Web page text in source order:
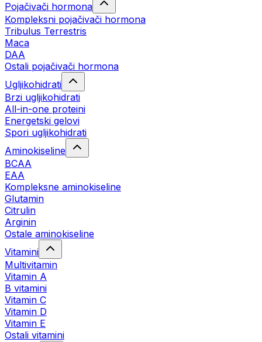
Pojačivači hormona
Kompleksni pojačivači hormona
Tribulus Terrestris
Maca
DAA
Ostali pojačivači hormona
Ugljikohidrati
Brzi ugljikohidrati
All-in-one proteini
Energetski gelovi
Spori ugljikohidrati
Aminokiseline
BCAA
EAA
Kompleksne aminokiseline
Glutamin
Citrulin
Arginin
Ostale aminokiseline
Vitamini
Multivitamin
Vitamin A
B vitamini
Vitamin C
Vitamin D
Vitamin E
Ostali vitamini